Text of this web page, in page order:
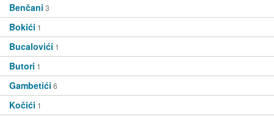
Benčani 3
Bokići 1
Bucalovići 1
Butori 1
Gambetići 6
Kočići 1